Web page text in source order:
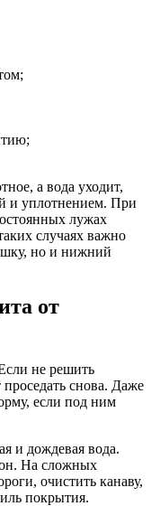
а вода уходит,
и уплотнением. При
лужах
случаях важно
но и нижний
от
не решить
снова. Даже
если под ним
и дождевая вода.
На сложных
очистить канаву,
покрытия.